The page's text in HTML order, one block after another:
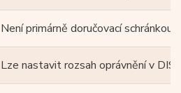
Není primárně doručovací schránkou
Lze nastavit rozsah oprávnění v